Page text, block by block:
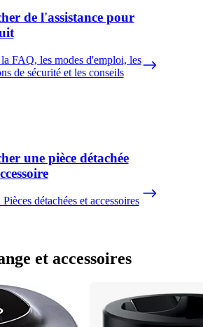
de l'assistance pour
FAQ, les modes d'emploi, les
de sécurité et les conseils
une pièce détachée
détachées et accessoires
et accessoires